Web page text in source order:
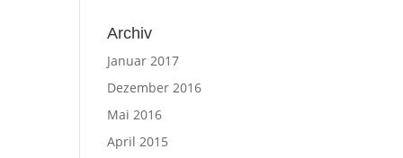
Archiv
Januar 2017
Dezember 2016
Mai 2016
April 2015